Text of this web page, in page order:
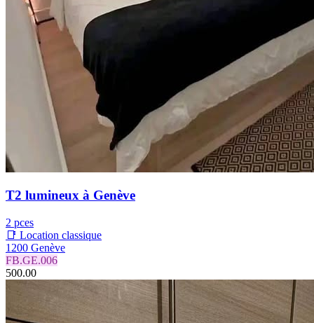
T2 lumineux à Genève
2 pces
📑 Location classique
1200 Genève
FB.GE.006
500.00